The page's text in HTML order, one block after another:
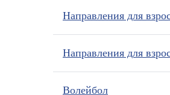
Направления для
Направления для
Волейбол